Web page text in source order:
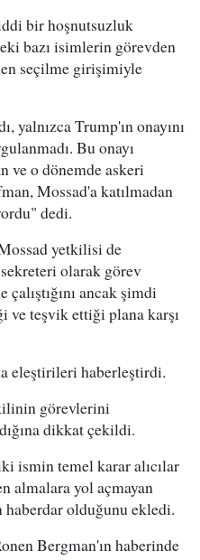
bir hoşnutsuzluk
bazı isimlerin görevden
seçilme girişimiyle
yalnızca Trump'ın onayını
Bu onayı
ve o dönemde askeri
Mossad'a katılmadan
dedi.
yetkilisi de
olarak görev
çalıştığını ancak şimdi
ve teşvik ettiği plana karşı
eleştirileri haberleştirdi.
görevlerini
dikkat çekildi.
ismin temel karar alıcılar
almalara yol açmayan
haberdar olduğunu ekledi.
Bergman'ın haberinde